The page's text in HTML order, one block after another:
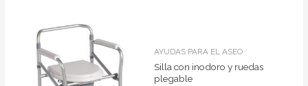
AYUDAS PARA EL ASEO
Silla con inodoro y ruedas
plegable